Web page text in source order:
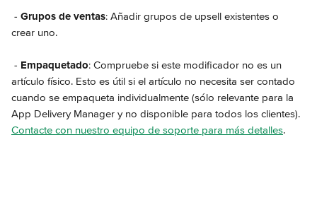
- Grupos de ventas: Añadir grupos de upsell existentes o
crear uno.
- Empaquetado: Compruebe si este modificador no es un
artículo físico. Esto es útil si el artículo no necesita ser contado
cuando se empaqueta individualmente (sólo relevante para la
App Delivery Manager y no disponible para todos los clientes).
Contacte con nuestro equipo de soporte para más detalles.